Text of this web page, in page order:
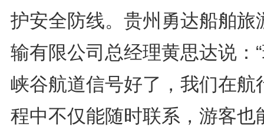
护安全防线。贵州勇达船舶旅
输有限公司总经理黄思达说：
峡谷航道信号好了，我们在航
程中不仅能随时联系，游客也